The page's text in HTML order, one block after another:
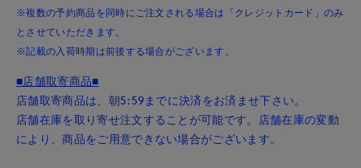
※複数の予約商品を同時にご注文される場合は「クレジットカード」のみ
とさせていただきます。
※記載の入荷時期は前後する場合がございます。
■店舗取寄商品■
店舗取寄商品は、朝5:59までに決済をお済ませ下さい。
店舗在庫を取り寄せ注文することが可能です。店舗在庫の変動
により、商品をご用意できない場合がございます。